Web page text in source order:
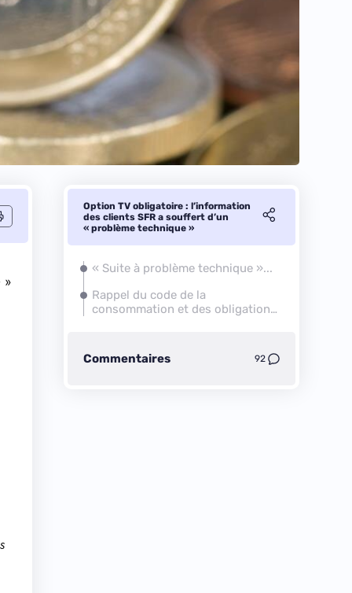
»
Option TV obligatoire : l’information
des clients SFR a souffert d’un
« problème technique »
« Suite à problème technique »...
Rappel du code de la
consommation et des obligations
Commentaires 92